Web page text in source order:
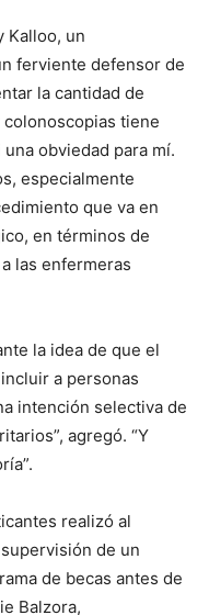
Kalloo, un
ferviente defensor de
la cantidad de
tiene
obviedad para mí.
especialmente
que va en
en términos de
las enfermeras
la idea de que el
a personas
intención selectiva de
agregó. “Y
realizó al
de un
de becas antes de
Balzora,